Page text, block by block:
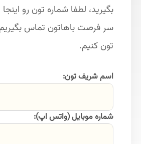
بگیرید، لطفا شماره تون رو
سر فرصت باهاتون تماس
تون کنیم.
اسم شریف تون:
شماره موبایل (واتس اپ):